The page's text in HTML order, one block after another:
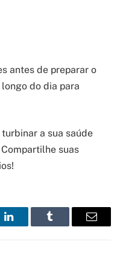
antes de preparar o
do dia para
a sua saúde
suas
LinkedInTumblr Email